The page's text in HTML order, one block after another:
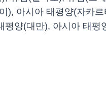
), 아시아 태평양(자카
양(대만), 아시아 태평